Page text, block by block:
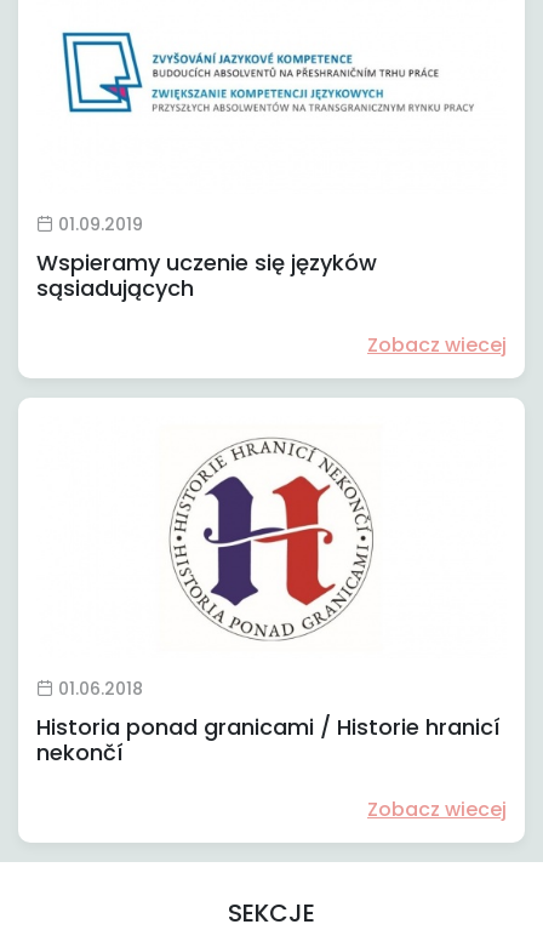
01.09.2019
Wspieramy uczenie się języków
sąsiadujących
Zobacz wiecej
01.06.2018
Historia ponad granicami / Historie hranicí
nekončí
Zobacz wiecej
SEKCJE